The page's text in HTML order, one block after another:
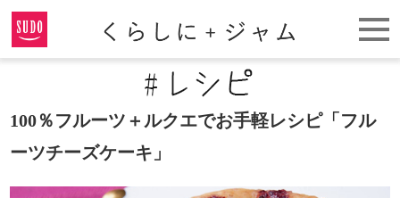
100％フルーツ＋ルクエでお手軽レシピ「フル
ーツチーズケーキ」